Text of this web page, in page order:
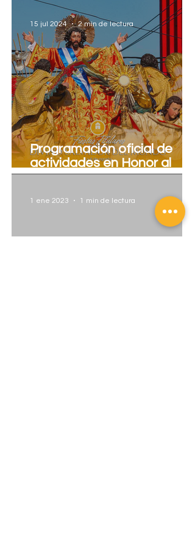
Programación oficial de
actividades en Honor al
Divino Salvador del Mundo,
15 jul 2024 2 min de lectura
1 ene 2023 1 min de lectura